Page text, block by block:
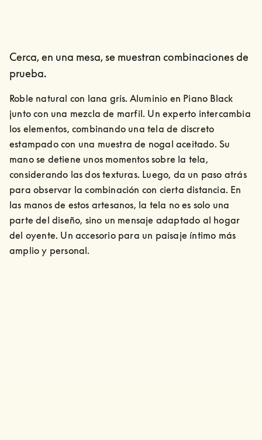
Cerca, en una mesa, se muestran combinaciones de
prueba.
Roble natural con lana gris. Aluminio en Piano Black
junto con una mezcla de marfil. Un experto intercambia
los elementos, combinando una tela de discreto
estampado con una muestra de nogal aceitado. Su
mano se detiene unos momentos sobre la tela,
considerando las dos texturas. Luego, da un paso atrás
para observar la combinación con cierta distancia. En
las manos de estos artesanos, la tela no es solo una
parte del diseño, sino un mensaje adaptado al hogar
del oyente. Un accesorio para un paisaje íntimo más
amplio y personal.